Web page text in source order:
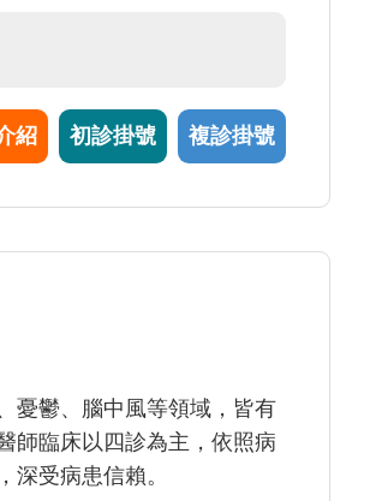
紹 初診掛號 複診掛號
憂鬱、腦中風等領域，皆有
師臨床以四診為主，依照病
深受病患信賴。